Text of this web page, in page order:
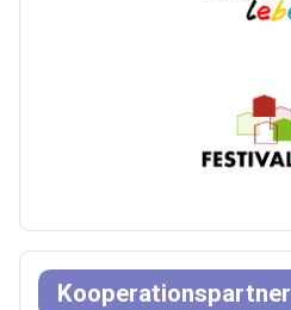
Kooperationspartner